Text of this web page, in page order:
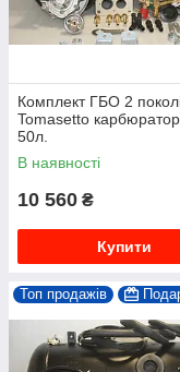
Комплект ГБО 2
Tomasetto
50л.
В наявності
10 560 ₴
Купити
Топ продажів